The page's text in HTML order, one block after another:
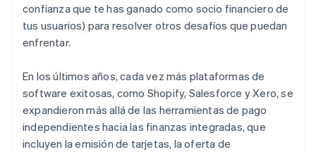
confianza que te has ganado como socio financiero de
tus usuarios) para resolver otros desafíos que puedan
enfrentar.
En los últimos años, cada vez más plataformas de
software exitosas, como Shopify, Salesforce y Xero, se
expandieron más allá de las herramientas de pago
independientes hacia las finanzas integradas, que
incluyen la emisión de tarjetas, la oferta de